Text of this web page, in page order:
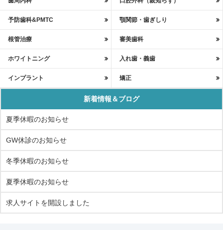
予防歯科&PMTC 顎関節・歯ぎしり
根管治療 審美歯科
ホワイトニング 入れ歯・義歯
インプラント 矯正
新着情報＆ブログ
夏季休暇のお知らせ
GW休診のお知らせ
冬季休暇のお知らせ
夏季休暇のお知らせ
求人サイトを開設しました